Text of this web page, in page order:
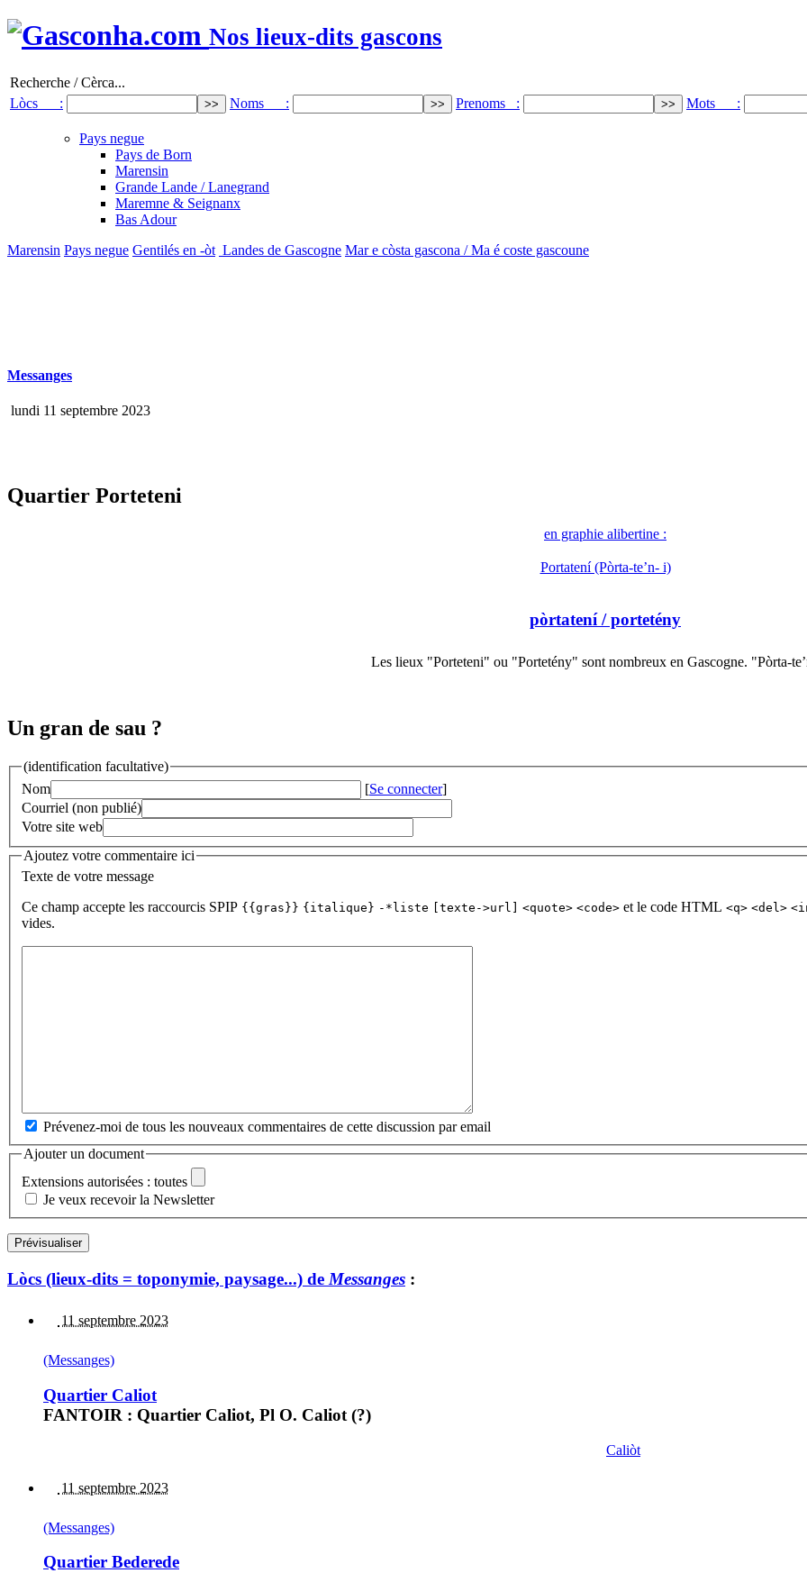
Nos lieux-dits gascons
Recherche / Cèrca...
Lòcs :
Noms : Prenoms : Mots :
Pays negue
Pays de Born
Marensin
Grande Lande / Lanegrand
Maremne & Seignanx
Bas Adour
Marensin Pays negue Gentilés en -òt Landes de Gascogne Mar e còsta gascona / Ma é coste gascoune
Messanges
lundi 11 septembre 2023
Quartier Porteteni
en graphie alibertine :
Portatení (Pòrta-te’n- i)
pòrtatení/ portetény
Les lieux "Porteteni" ou "Portetény" sont nombreux en Gascogne. "Pòrta-
Un gran de sau ?
(identification facultative)
Nom
[Se connecter]
Courriel (non publié)
Votre site web
Ajoutez votre commentaire ici
Texte de votre message
Ce champ accepte les raccourcis SPIP {{gras}} {italique} -*liste [texte->url] <quote> <code> et le code HTML <q> <del>
vides.
Prévenez-moi de tous les nouveaux commentaires de cette discussion par email
Ajouter un document
Extensions autorisées : toutes
Je veux recevoir la Newsletter
Lòcs (lieux-dits = toponymie, paysage...) de Messanges :
11 septembre 2023
(Messanges)
Quartier Caliot
FANTOIR : Quartier Caliot, Pl O. Caliot (?)
Caliòt
11 septembre 2023
(Messanges)
Quartier Bederede